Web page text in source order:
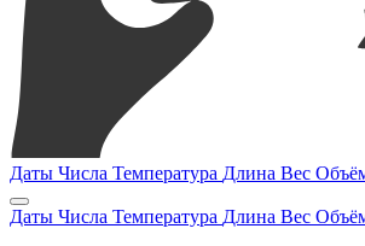
Даты Числа Температура Длина Вес
Даты Числа Температура Длина Вес